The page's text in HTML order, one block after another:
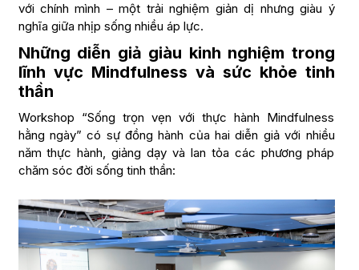
với chính mình – một trải nghiệm giản dị nhưng giàu ý
nghĩa giữa nhịp sống nhiều áp lực.
Những diễn giả giàu kinh nghiệm trong
lĩnh vực Mindfulness và sức khỏe tinh
thần
Workshop “Sống trọn vẹn với thực hành Mindfulness
hằng ngày” có sự đồng hành của hai diễn giả với nhiều
năm thực hành, giảng dạy và lan tỏa các phương pháp
chăm sóc đời sống tinh thần: